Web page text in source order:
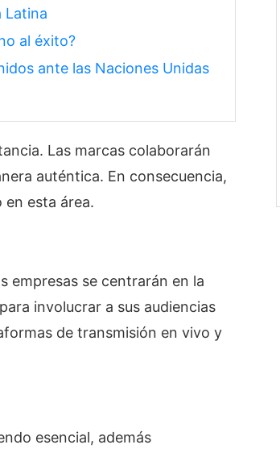
Latina
al éxito?
ante las Naciones Unidas
Las marcas colaborarán
auténtica. En consecuencia,
esta área.
empresas se centrarán en la
involucrar a sus audiencias
de transmisión en vivo y
esencial, además